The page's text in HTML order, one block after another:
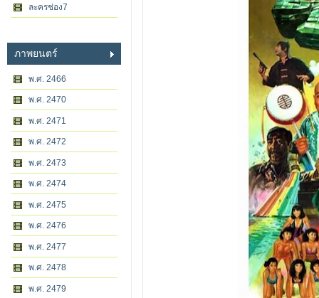
ละครช่อง7
ภาพยนตร์
พ.ศ. 2466
พ.ศ. 2470
พ.ศ. 2471
พ.ศ. 2472
พ.ศ. 2473
พ.ศ. 2474
พ.ศ. 2475
พ.ศ. 2476
พ.ศ. 2477
พ.ศ. 2478
พ.ศ. 2479